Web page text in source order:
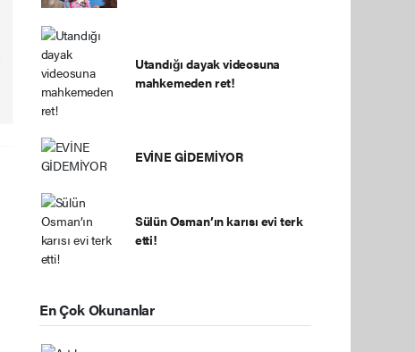
Utandığı dayak videosuna
mahkemeden ret!
EVİNE GİDEMİYOR
Sülün Osman’ın karısı evi terk
etti!
En Çok Okunanlar